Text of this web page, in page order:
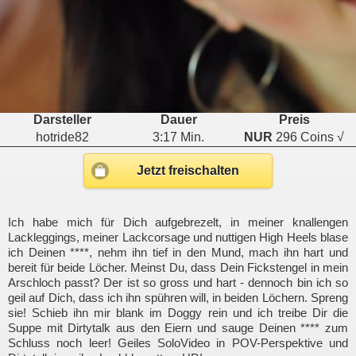
Darsteller Dauer
Preis
hotride82
3:17 Min. NUR 296 Coins √
Jetzt freischalten
Ich habe mich für Dich aufgebrezelt, in meiner knallengen
Lackleggings, meiner Lackcorsage und nuttigen High Heels blase
ich Deinen ****, nehm ihn tief in den Mund, mach ihn hart und
bereit für beide Löcher. Meinst Du, dass Dein Fickstengel in mein
Arschloch passt? Der ist so gross und hart - dennoch bin ich so
geil auf Dich, dass ich ihn spühren will, in beiden Löchern. Spreng
sie! Schieb ihn mir blank im Doggy rein und ich treibe Dir die
Suppe mit Dirtytalk aus den Eiern und sauge Deinen **** zum
Schluss noch leer! Geiles SoloVideo in POV-Perspektive und